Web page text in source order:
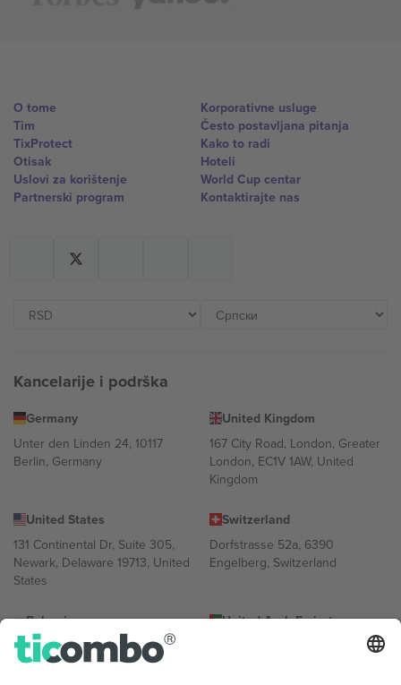
O tome
Tim
TixProtect
Otisak
Uslovi za korištenje
Partnerski program
Korporativne usluge
Često postavljana pitanja
Kako to radi
Hoteli
World Cup centar
Kontaktirajte nas
Kancelarije i podrška
Germany
Unter den Linden 24, 10117
Berlin, Germany
United Kingdom
167 City Road, London, Greater
London, EC1V 1AW, United
Kingdom
United States
131 Continental Dr, Suite 305,
Newark, Delaware 19713, United
States
Switzerland
Dorfstrasse 52a, 6390
Engelberg, Switzerland
Bulgaria
Regus Sofia City West, bul
Totleben 53-55, 1606 Sofia,
United Arab Emirates
UAE Dubai Silicon Oasis, DDP